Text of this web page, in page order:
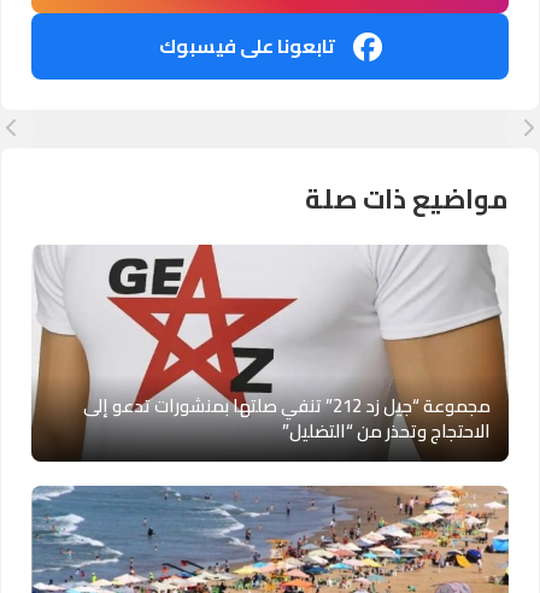
تابعونا على فيسبوك
مواضيع ذات صلة
مجموعة “جيل زد 212” تنفي صلتها بمنشورات تدعو إلى
الاحتجاج وتحذر من “التضليل”